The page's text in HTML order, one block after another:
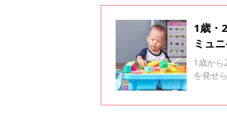
1歳・
ミュ
1歳か
を発せ